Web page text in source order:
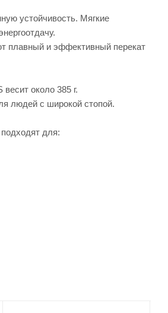
устойчивость. Мягкие
плавный и эффективный перекат
около 385 г.
людей с широкой стопой.
для: